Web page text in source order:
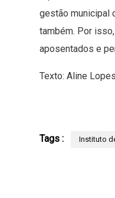
gestão municipal
também. Por
aposentados e
Texto: Aline Lopes
Tags : Instituto